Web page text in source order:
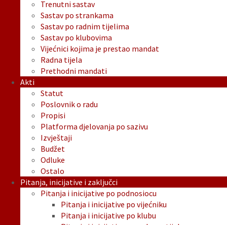
Trenutni sastav
Sastav po strankama
Sastav po radnim tijelima
Sastav po klubovima
Vijećnici kojima je prestao mandat
Radna tijela
Prethodni mandati
Akti
Statut
Poslovnik o radu
Propisi
Platforma djelovanja po sazivu
Izvještaji
Budžet
Odluke
Ostalo
Pitanja, inicijative i zaključci
Pitanja i inicijative po podnosiocu
Pitanja i inicijative po vijećniku
Pitanja i inicijative po klubu